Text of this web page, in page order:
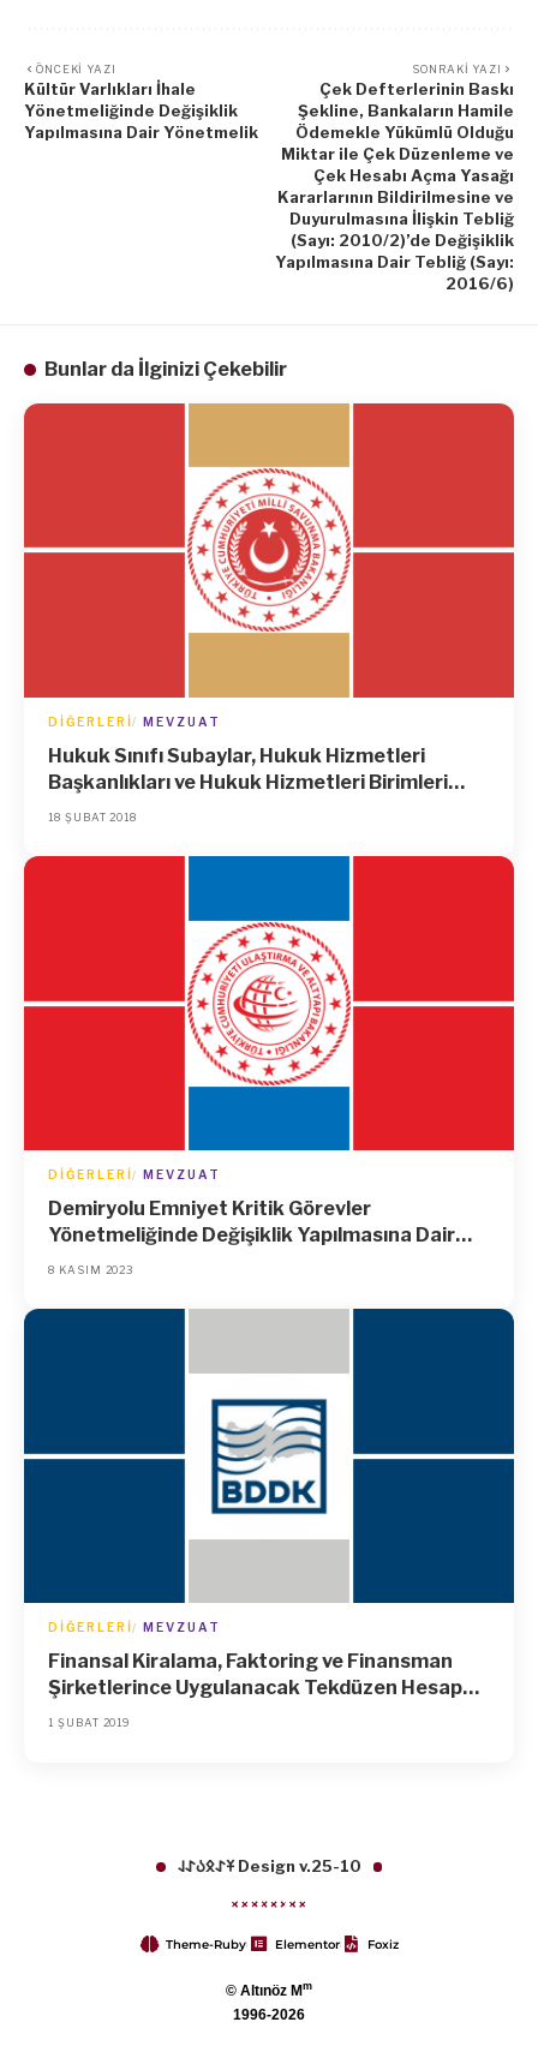
ÖNCEKI YAZI
Kültür Varlıkları İhale
Yönetmeliğinde Değişiklik
Yapılmasına Dair Yönetmelik
SONRAKI YAZI
Çek Defterlerinin Baskı
Şekline, Bankaların Hamile
Ödemekle Yükümlü Olduğu
Miktar ile Çek Düzenleme ve
Çek Hesabı Açma Yasağı
Kararlarının Bildirilmesine ve
Duyurulmasına İlişkin Tebliğ
(Sayı: 2010/2)’de Değişiklik
Yapılmasına Dair Tebliğ (Sayı:
2016/6)
Bunlar da İlginizi Çekebilir
DIĞERLERI MEVZUAT
Hukuk Sınıfı Subaylar, Hukuk Hizmetleri
Başkanlıkları ve Hukuk Hizmetleri Birimleri
Hakkında Yönetmelik
18 ŞUBAT 2018
DIĞERLERI MEVZUAT
Demiryolu Emniyet Kritik Görevler
Yönetmeliğinde Değişiklik Yapılmasına Dair
Yönetmelik
8 KASIM 2023
DIĞERLERI MEVZUAT
Finansal Kiralama, Faktoring ve Finansman
Şirketlerince Uygulanacak Tekdüzen Hesap
Planı ve İzahnamesi Hakkında Tebliğde
1 ŞUBAT 2019
𐱁𐰀𐰋𐰉𐰀𐰞 Design v.25-10
Theme-Ruby Elementor Foxiz
© Altınöz Mm
1996-2026